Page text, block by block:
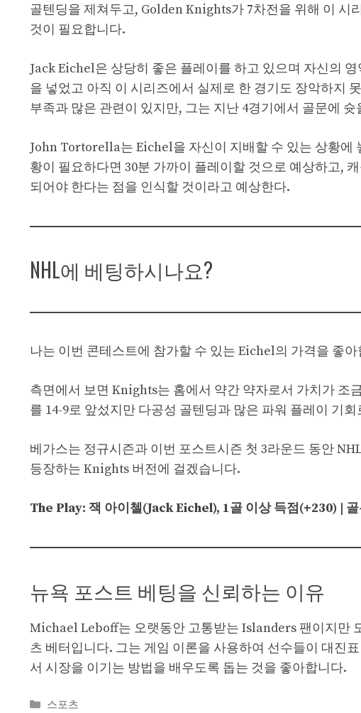
골텐딩을 제쳐두고, Golden Knights가 7차전을 위해 이 시
것이 필요합니다.
Jack Eichel은 상당히 좋은 플레이를 하고 있으며 자신의
을 넣었고 아직 이 시리즈에서 실제로 한 경기도 장악하지
부족과 많은 관련이 있지만, 그는 지난 4경기에서 골문에
John Tortorella는 Eichel을 자신이 지배할 수 있는 상황에
황이 필요하다면 30분 가까이 플레이할 것으로 예상하고,
되어야 한다는 점을 인식할 것이라고 예상한다.
NHL에 베팅하시나요?
나는 이번 콘테스트에 참가할 수 있는 Eichel의 가격을 좋아
측면에서 보면 Knights는 홈에서 약간 약자로서 가치가 조
를 14-9로 앞섰지만 다공성 골텐딩과 많은 파워 플레이 기
베가스는 정규시즌과 이번 포스트시즌 첫 3라운드 동안
등장하는 Knights 버전에 걸겠습니다.
The Play: 잭 아이첼(Jack Eichel), 1골 이상 득점(+230) |
뉴욕 포스트 베팅을 신뢰하는 이유
Michael Leboff는 오랫동안 고통받는 Islanders 팬이지만
츠 베터입니다. 그는 게임 이론을 사용하여 선수들이 대진
서 시장을 이기는 방법을 배우도록 돕는 것을 좋아합니다.
Categories
스포츠